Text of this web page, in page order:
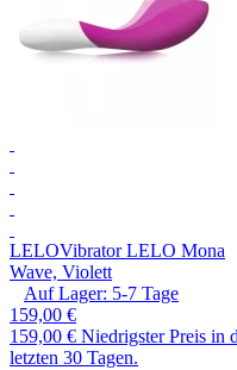
LELOVibrator LELO Mona
Wave, Violett
Auf Lager: 5-7 Tage
159,00 €
159,00 € Niedrigster Preis in
letzten 30 Tagen.